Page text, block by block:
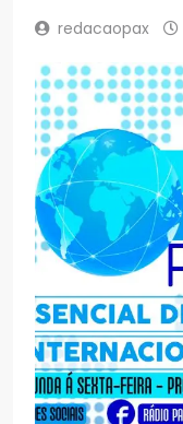
redacaopax